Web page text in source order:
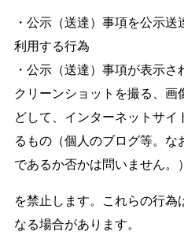
・公示（送達）事項を公示
利用する行為
・公示（送達）事項が表示
クリーンショットを撮る、画
どして、インターネットサ
るもの（個人のブログ等。
であるか否かは問いません。
を禁止します。これらの行為
なる場合があります。